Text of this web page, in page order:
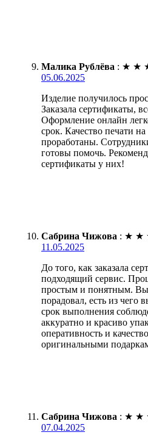
Малика Рублёва : ★ ★
05.06.2025
Изделие получилось
Заказала сертификаты,
Оформление онлайн
срок. Качество печати
проработаны.
готовы помочь.
сертификаты у них!
Сабрина Чижова : ★ ★
11.05.2025
До того, как заказала
подходящий сервис.
простым и понятным.
порадовал, есть из чего
срок выполнения
аккуратно и красиво
оперативность и
оригинальными
Сабрина Чижова : ★ ★
07.04.2025